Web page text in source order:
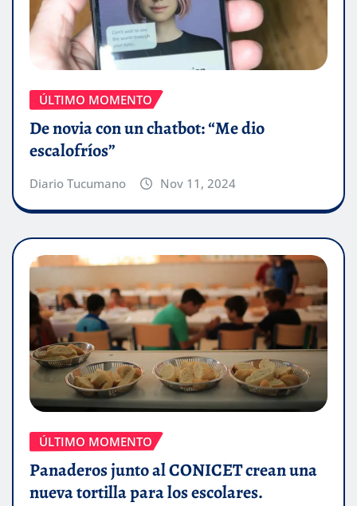
ÚLTIMO MOMENTO
De novia con un chatbot: “Me dio
escalofríos”
Diario Tucumano Nov 11, 2024
ÚLTIMO MOMENTO
Panaderos junto al CONICET crean una
nueva tortilla para los escolares.